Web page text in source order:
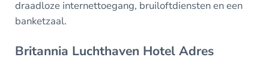
draadloze internettoegang, bruiloftdiensten en een
banketzaal.
Britannia Luchthaven Hotel Adres